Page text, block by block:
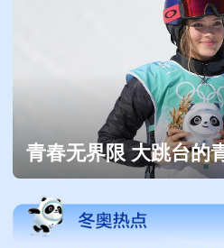
青春无界限 大跳台的